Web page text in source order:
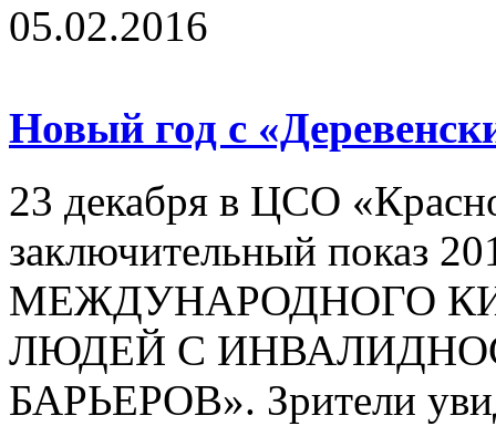
05.02.2016
Новый год с
23 декабря в ЦСО
заключительный показ
МЕЖДУНАРОДНОГО
ЛЮДЕЙ С
БАРЬЕРОВ». Зрители